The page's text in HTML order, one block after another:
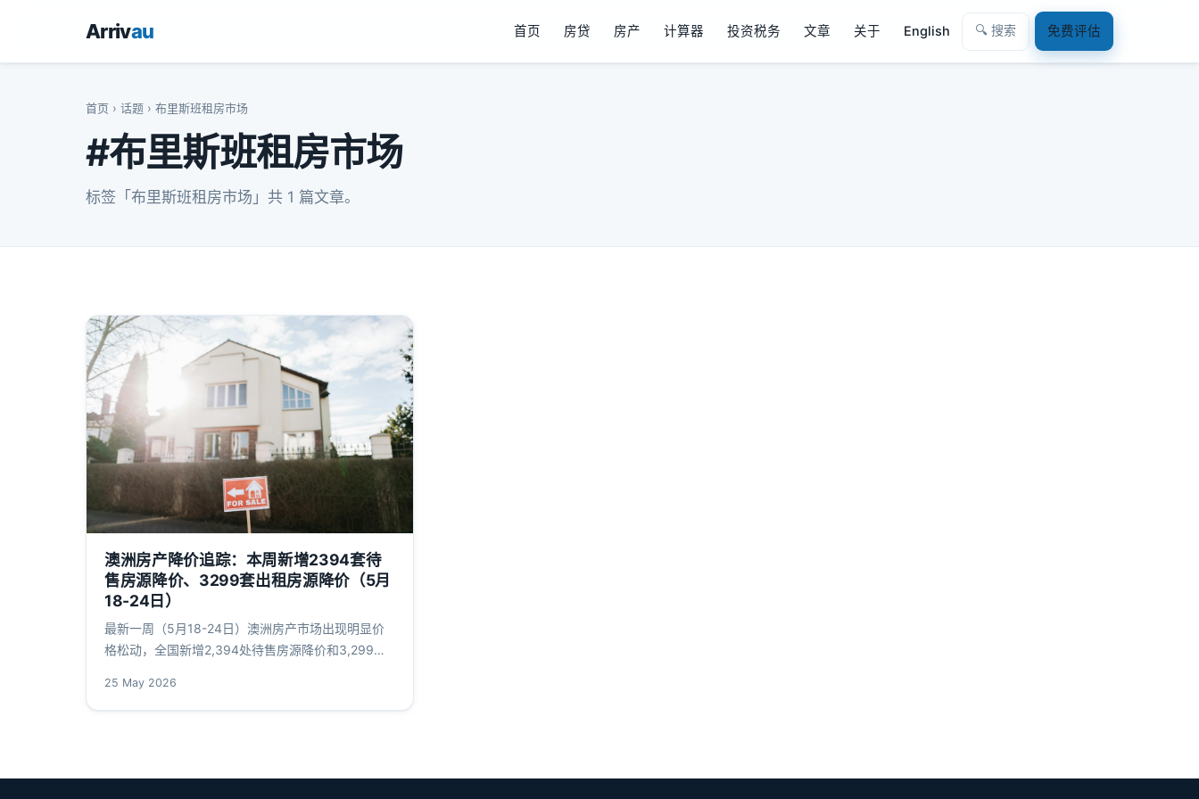
Arrivau 首页 房贷 房产 计算器 投资税务 文章 关于 English 🔍 搜索 免费评估
首页 › 话题 › 布里斯班租房市场
#布里斯班租房市场
标签「布里斯班租房市场」共 1 篇文章。
澳洲房产降价追踪：本周新增2394套待
售房源降价、3299套出租房源降价（5月
18-24日）
最新一周（5月18-24日）澳洲房产市场出现明显价
格松动，全国新增2,394处待售房源降价和3,299处
背后经济原因、对澳洲华人的影响及未来市场走向，
帮助您在不确定的市场中做出明智的房产决策。
25 May 2026